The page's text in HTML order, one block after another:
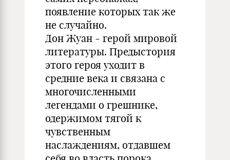
появление которых так же
не случайно.
Дон Жуан - герой мировой
литературы. Предыстория
этого героя уходит в
средние века и связана с
многочисленными
легендами о грешнике,
одержимом тягой к
чувственным
наслаждениям, отдавшем